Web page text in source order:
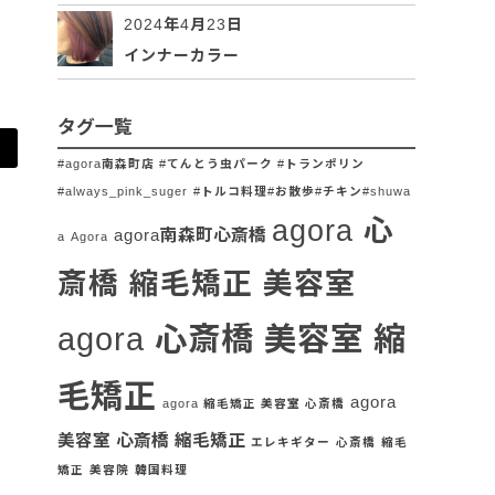
2024年4月23日
インナーカラー
タグ一覧
#agora南森町店 #てんとう虫パーク #トランポリン
#always_pink_suger #トルコ料理#お散歩#チキン#shuwa
a Agora agora南森町心斎橋 agora 心
斎橋 縮毛矯正 美容室
agora 心斎橋 美容室 縮
毛矯正 agora 縮毛矯正 美容室 心斎橋 agora
美容室 心斎橋 縮毛矯正 エレキギター 心斎橋 縮毛
矯正 美容院 韓国料理